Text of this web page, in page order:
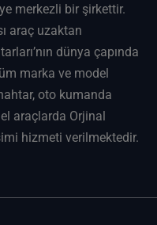
merkezli bir şirkettir.
araç uzaktan
dünya çapında
marka ve model
oto kumanda
araçlarda Orjinal
hizmeti verilmektedir.